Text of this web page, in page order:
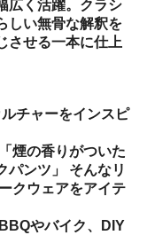
広く活躍。クラシ
しい無骨な解釈を
させる一本に仕上
チャーをインスピ
煙の香りがついた
パンツ」 そんなリ
クウェアをアイテ
やバイク、DIY